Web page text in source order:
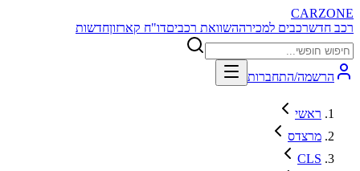
CARZONE
רכב חדשרכבים למכירההשוואת רכביםדו"ח קארזוןחדשות
הרשמה/התחברות
ראשי
מרצדס
CLS